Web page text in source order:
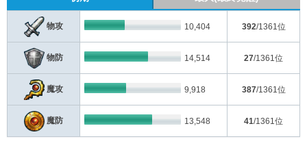
物攻 10,404 392/1361位
物防 14,514 27/1361位
魔攻 9,918 387/1361位
魔防 13,548 41/1361位